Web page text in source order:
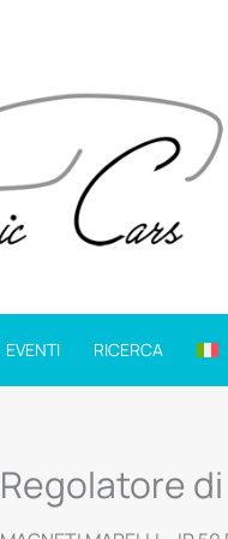
EVENTI RICERCA
Regolatore